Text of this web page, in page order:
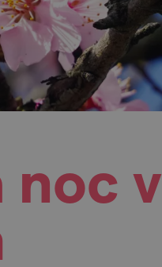
noc v